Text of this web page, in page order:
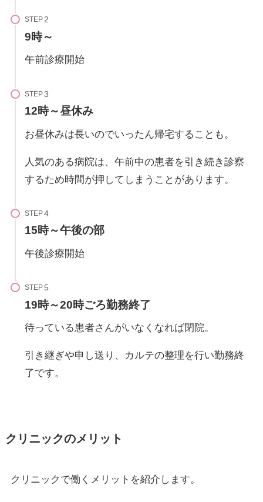
STEP
9時～
午前診療開始
STEP
12時～昼休み
お昼休みは長いのでいったん帰宅することも。
人気のある病院は、午前中の患者を引き続き診察
するため時間が押してしまうことがあります。
STEP
15時～午後の部
午後診療開始
STEP
19時～20時ごろ勤務終了
待っている患者さんがいなくなれば閉院。
引き継ぎや申し送り、カルテの整理を行い勤務終
了です。
クリニックのメリット
クリニックで働くメリットを紹介します。